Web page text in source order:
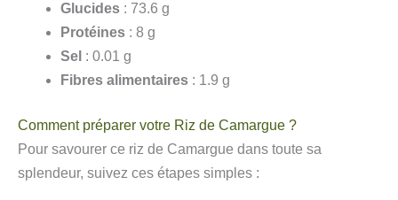
Glucides : 73.6 g
Protéines : 8 g
Sel : 0.01 g
Fibres alimentaires : 1.9 g
Comment préparer votre Riz de Camargue ?
Pour savourer ce riz de Camargue dans toute sa
splendeur, suivez ces étapes simples :